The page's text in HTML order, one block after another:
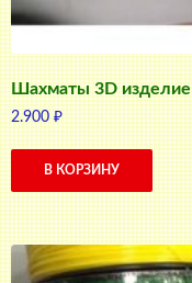
Шахматы 3D изделие
2.900₽
В КОРЗИНУ